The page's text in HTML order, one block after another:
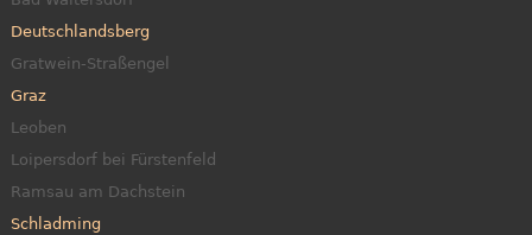
Deutschlandsberg
Gratwein-Straßengel
Graz
Leoben
Loipersdorf bei Fürstenfeld
Ramsau am Dachstein
Schladming